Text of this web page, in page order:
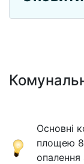
Основні
площею
опалення